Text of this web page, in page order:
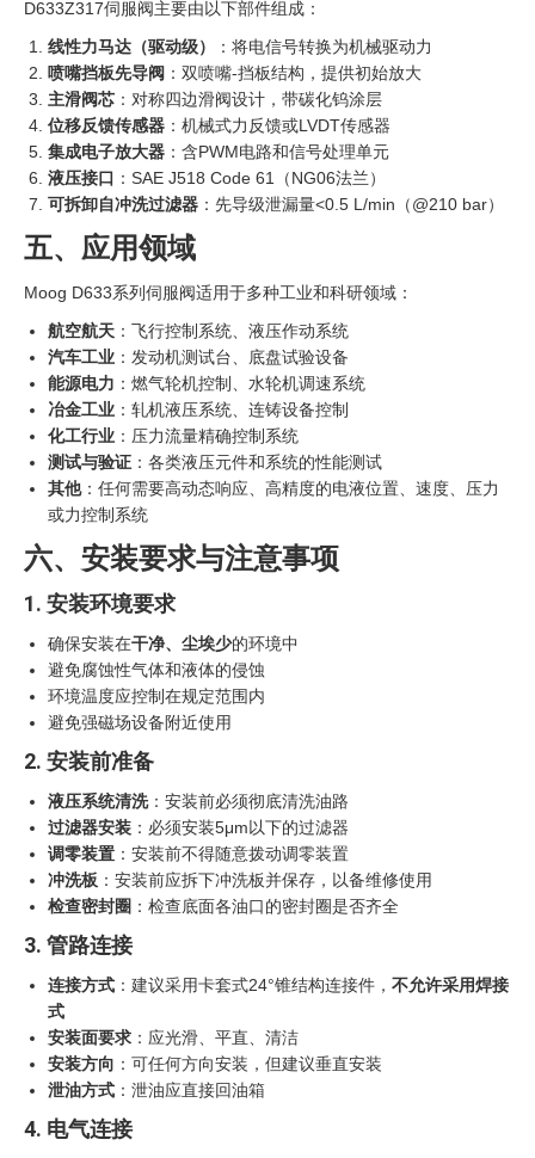
D633Z317伺服阀主要由以下部件组成：
线性力马达（驱动级）
‍：将电信号转换为机械驱动力
喷嘴挡板先导阀 ：双喷嘴-挡板结构，提供初始放大
主滑阀芯 ：对称四边滑阀设计，带碳化钨涂层
位移反馈传感器 ：机械式力反馈或LVDT传感器
集成电子放大器 ：含PWM电路和信号处理单元
液压接口 ：SAE J518 Code 61（NG06法兰）
可拆卸自冲洗过滤器 ：先导级泄漏量<0.5 L/min（@210 bar）
五、应用领域
Moog D633系列伺服阀适用于多种工业和科研领域：
航空航天 ：飞行控制系统、液压作动系统
汽车工业 ：发动机测试台、底盘试验设备
能源电力 ：燃气轮机控制、水轮机调速系统
冶金工业 ：轧机液压系统、连铸设备控制
化工行业 ：压力流量精确控制系统
测试与验证 ：各类液压元件和系统的性能测试
其他：任何需要高动态响应、高精度的电液位置、速度、压力
或力控制系统
六、安装要求与注意事项
1. 安装环境要求
确保安装在干净、尘埃少的环境中
避免腐蚀性气体和液体的侵蚀
环境温度应控制在规定范围内
避免强磁场设备附近使用
2. 安装前准备
液压系统清洗：安装前必须彻底清洗油路
过滤器安装 ：必须安装5μm以下的过滤器
调零装置 ：安装前不得随意拨动调零装置
冲洗板 ：安装前应拆下冲洗板并保存，以备维修使用
检查密封圈 ：检查底面各油口的密封圈是否齐全
3. 管路连接
连接方式 ：建议采用卡套式24°锥结构连接件， 不允许采用焊接
式
安装面要求 ：应光滑、平直、清洁
安装方向 ：可任何方向安装，但建议垂直安装
泄油方式 ：泄油应直接回油箱
4. 电气连接